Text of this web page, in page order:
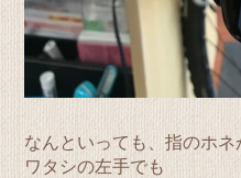
なんといっても、指のホネ
ワタシの左手でも